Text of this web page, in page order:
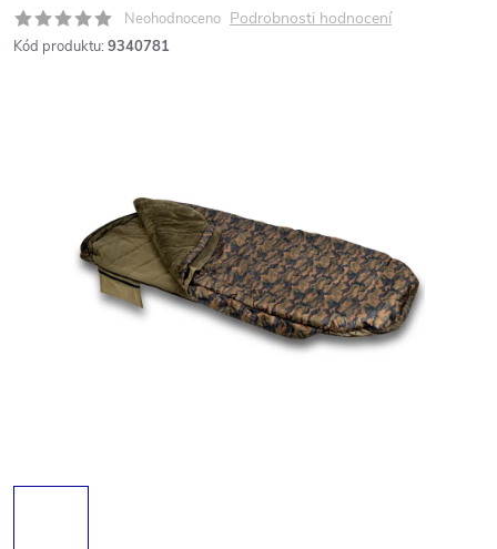
Neohodnoceno Podrobnosti hodnocení
Kód produktu: 9340781